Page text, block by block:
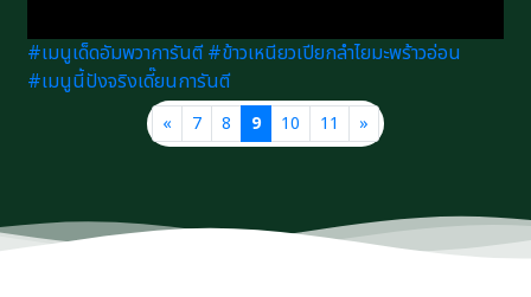
#เมนูเด็ดอัมพวาการันตี #ข้าวเหนียวเปียกลำไยมะพร้าวอ่อน
#เมนูนี้ปังจริงเดี๊ยนการันตี
« 7 8 9 10 11 »